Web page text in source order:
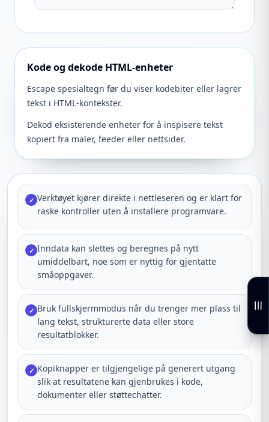
Kode og dekode HTML-enheter
Escape spesialtegn før du viser kodebiter eller lagrer
tekst i HTML-kontekster.
Dekod eksisterende enheter for å inspisere tekst
kopiert fra maler, feeder eller nettsider.
✓ Verktøyet kjører direkte i nettleseren og er klart for
raske kontroller uten å installere programvare.
✓ Inndata kan slettes og beregnes på nytt
umiddelbart, noe som er nyttig for gjentatte
småoppgaver.
✓ Bruk fullskjermmodus når du trenger mer plass til
lang tekst, strukturerte data eller store
resultatblokker.
✓ Kopiknapper er tilgjengelige på generert utgang
slik at resultatene kan gjenbrukes i kode,
dokumenter eller støttechatter.